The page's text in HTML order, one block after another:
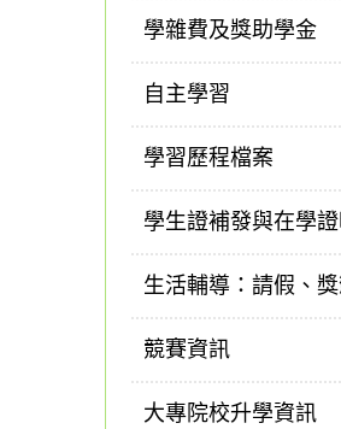
學雜費及獎助學金
自主學習
學習歷程檔案
學生證補發與在學證
生活輔導：請假、
競賽資訊
大專院校升學資訊